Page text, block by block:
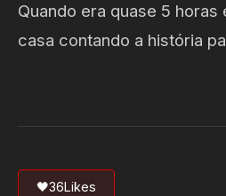
Quando era quase 5 horas
casa contando a história
🖤36Likes